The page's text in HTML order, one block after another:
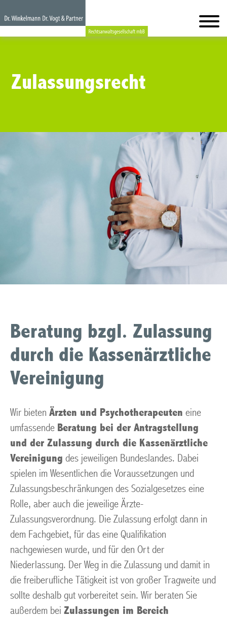
Zulassungsrecht
Beratung bzgl. Zulassung
durch die Kassenärztliche
Vereinigung
Wir bieten Ärzten und Psychotherapeuten eine
umfassende Beratung bei der Antragstellung
und der Zulassung durch die Kassenärztliche
Vereinigung des jeweiligen Bundeslandes. Dabei
spielen im Wesentlichen die Voraussetzungen und
Zulassungsbeschränkungen des Sozialgesetzes eine
Rolle, aber auch die jeweilige Ärzte-
Zulassungsverordnung. Die Zulassung erfolgt dann in
dem Fachgebiet, für das eine Qualifikation
nachgewiesen wurde, und für den Ort der
Niederlassung. Der Weg in die Zulassung und damit in
die freiberufliche Tätigkeit ist von großer Tragweite und
sollte deshalb gut vorbereitet sein. Wir beraten Sie
außerdem bei Zulassungen im Bereich